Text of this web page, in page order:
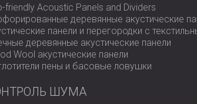
friendly Acoustic Panels and Dividers
деревянные акустические
панели и перегородки с
деревянные акустические панели
Wool акустические панели
пены и басовые ловушки
ШУМА